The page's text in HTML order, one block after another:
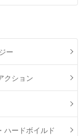
ー
クション
ハードボイルド